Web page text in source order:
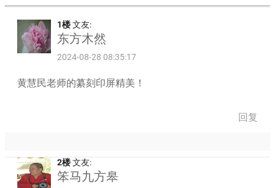
1楼文友:
东方木然
2024-08-28 08:35:17
黄慧民老师的纂刻印屏精美！
回复
2楼文友:
笨马九方皋